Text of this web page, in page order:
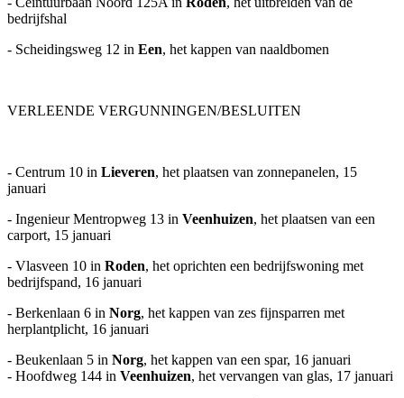
bedrijfshal
- Scheidingsweg 12 in Een, het kappen van naaldbomen
VERLEENDE VERGUNNINGEN/BESLUITEN
- Centrum 10 in Lieveren, het plaatsen van zonnepanelen, 15
januari
- Ingenieur Mentropweg 13 in Veenhuizen, het plaatsen van een
carport, 15 januari
- Vlasveen 10 in Roden, het oprichten een bedrijfswoning met
bedrijfspand, 16 januari
- Berkenlaan 6 in Norg, het kappen van zes fijnsparren met
herplantplicht, 16 januari
- Beukenlaan 5 in Norg, het kappen van een spar, 16 januari
- Hoofdweg 144 in Veenhuizen, het vervangen van glas, 17 januari